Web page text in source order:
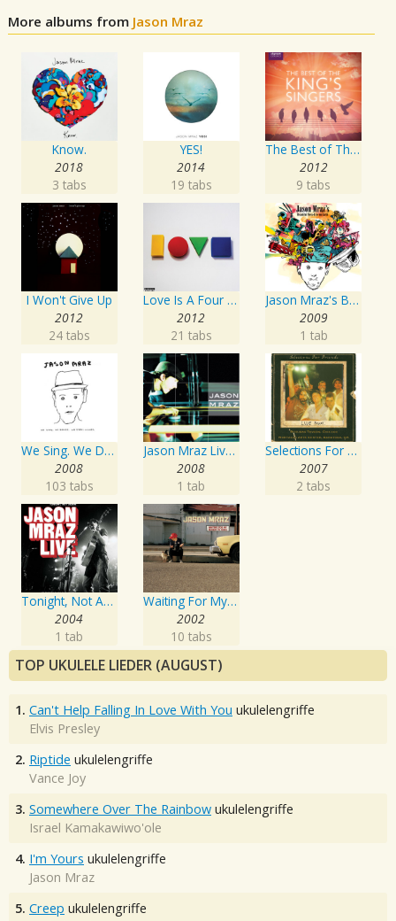
More albums from Jason Mraz
Know.
2018
3 tabs
YES!
2014
19 tabs
The Best of The King's Singers
2012
9 tabs
I Won't Give Up
2012
24 tabs
Love Is A Four Letter Word
2012
21 tabs
Jason Mraz's Beautiful Mess: Live On Earth
2009
1 tab
We Sing. We Dance. We Steal Things.
2008
103 tabs
Jason Mraz Live & Acoustic 2001
2008
1 tab
Selections For Friends
2007
2 tabs
Tonight, Not Again: Jason Mraz Live At The Eagles Ballroom
2004
1 tab
Waiting For My Rocket To Come
2002
10 tabs
TOP UKULELE LIEDER (AUGUST)
1. Can't Help Falling In Love With You ukulelengriffe
Elvis Presley
2. Riptide ukulelengriffe
Vance Joy
3. Somewhere Over The Rainbow ukulelengriffe
Israel Kamakawiwo'ole
4. I'm Yours ukulelengriffe
Jason Mraz
5. Creep ukulelengriffe